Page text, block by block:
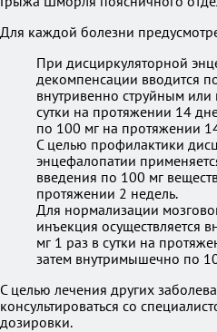
Для каждой болезни
При дисциркуляторной
декомпенсации вводится
внутривенно струйным
сутки на протяжении 14
по 100 мг на протяжении
С целью профилактики
энцефалопатии
введения по 100 мг
протяжении 2 недель.
Для нормализации
инъекция осуществляется
мг 1 раз в сутки на
затем внутримышечно по
С целью лечения других
консультироваться со
дозировки.